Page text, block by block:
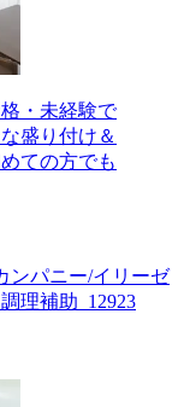
・未経験で
盛り付け＆
ての方でも
ンパニー/イリーゼ
理補助_12923